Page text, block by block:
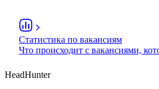
Статистика по вакансиям
Что происходит с вакансиями,
HeadHunter